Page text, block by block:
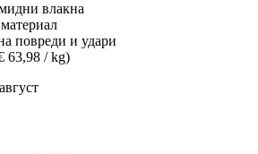
влакна
повреди и удари
63,98 / kg)